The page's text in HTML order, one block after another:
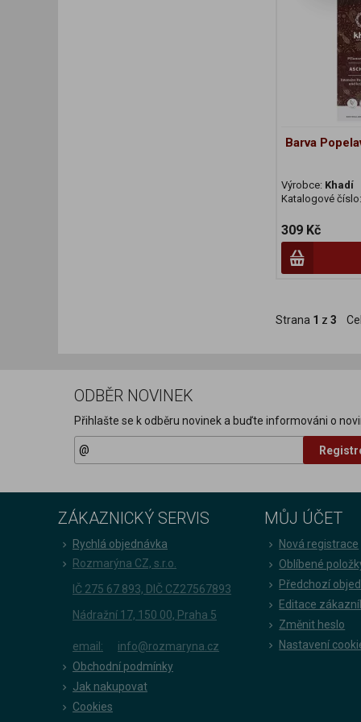
Barva
Výrobce: Khadí
Katalogové číslo:
309 Kč
Strana 1 z 3
ODBĚR NOVINEK
Přihlašte se k odběru novinek a buďte informováni o
ZÁKAZNICKÝ SERVIS
Rychlá objednávka
Rozmarýna CZ, s.r.o.
IČ 275 67 893, DIČ CZ27567893
Nádražní 17, 150 00, Praha 5
email:
info@rozmaryna.cz
Obchodní podmínky
Jak nakupovat
Cookies
MŮJ ÚČET
Nová registrace
Oblíbené
Předchozí
Editace
Změnit heslo
Nastavení